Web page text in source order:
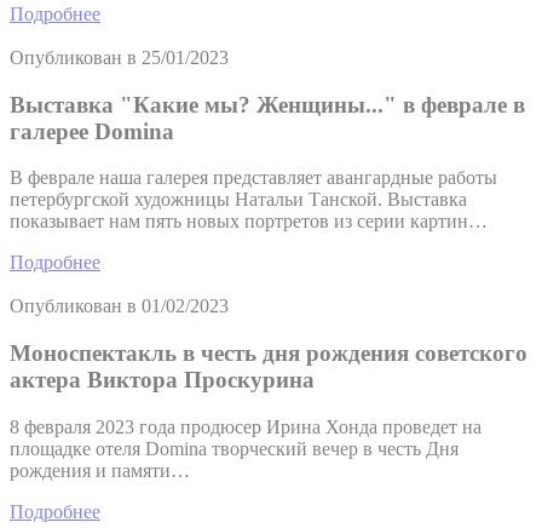
Подробнее
Опубликован в 25/01/2023
Выставка "Какие мы? Женщины..." в феврале в
галерее Domina
В феврале наша галерея представляет авангардные работы
петербургской художницы Натальи Танской. Выставка
показывает нам пять новых портретов из серии картин…
Подробнее
Опубликован в 01/02/2023
Моноспектакль в честь дня рождения советского
актера Виктора Проскурина
8 февраля 2023 года продюсер Ирина Хонда проведет на
площадке отеля Domina творческий вечер в честь Дня
рождения и памяти…
Подробнее